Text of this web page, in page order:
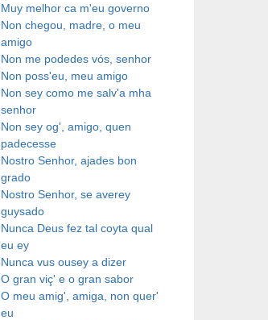
Muy melhor ca m'eu governo
Non chegou, madre, o meu
amigo
Non me podedes vós, senhor
Non poss'eu, meu amigo
Non sey como me salv'a mha
senhor
Non sey og', amigo, quen
padecesse
Nostro Senhor, ajades bon
grado
Nostro Senhor, se averey
guysado
Nunca Deus fez tal coyta qual
eu ey
Nunca vus ousey a dizer
O gran viç' e o gran sabor
O meu amig', amiga, non quer'
eu